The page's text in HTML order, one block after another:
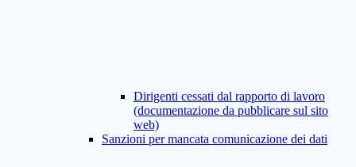
Dirigenti cessati dal rapporto di lavoro
(documentazione da pubblicare sul sito
web)
Sanzioni per mancata comunicazione dei dati